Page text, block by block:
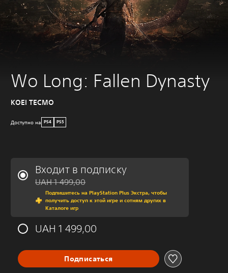
Wo Long: Fallen Dynasty
KOEI TECMO
Доступно на PS4 PS5
Входит в подписку
UAH 1 499,00
Подпишитесь на PlayStation Plus Экстра, чтобы
получить доступ к этой игре и сотням других в
Каталоге игр
UAH 1 499,00
Подписаться